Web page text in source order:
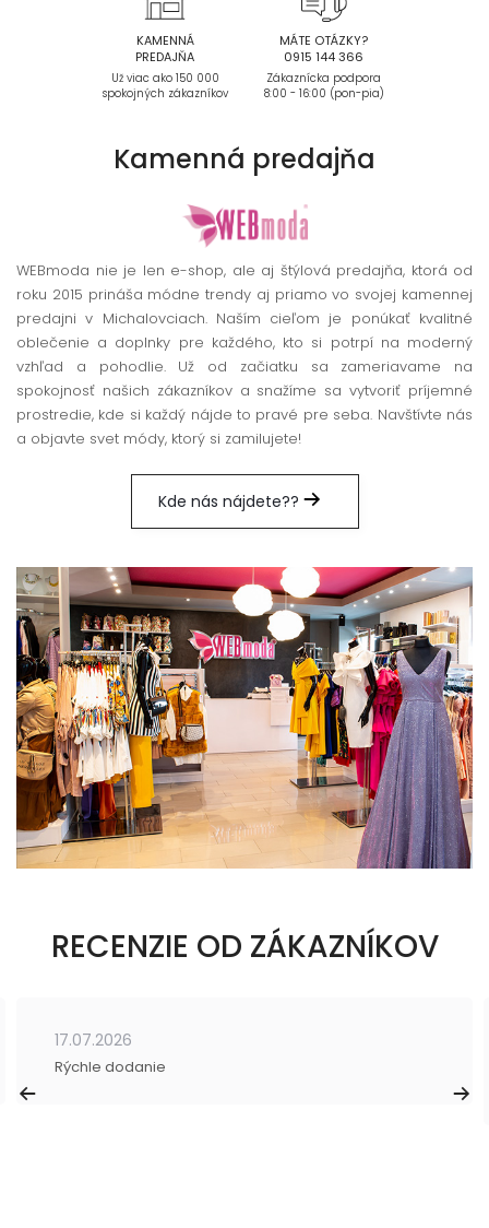
KAMENNÁ
PREDAJŇA
Už viac ako 150 000
spokojných zákazníkov
MÁTE OTÁZKY?
0915 144 366
Zákaznícka podpora
8:00 - 16:00 (pon-pia)
Kamenná predajňa
WEBmoda nie je len e-shop, ale aj štýlová predajňa, ktorá od
roku 2015 prináša módne trendy aj priamo vo svojej kamennej
predajni v Michalovciach. Naším cieľom je ponúkať kvalitné
oblečenie a doplnky pre každého, kto si potrpí na moderný
vzhľad a pohodlie. Už od začiatku sa zameriavame na
spokojnosť našich zákazníkov a snažíme sa vytvoriť príjemné
prostredie, kde si každý nájde to pravé pre seba. Navštívte nás
a objavte svet módy, ktorý si zamilujete!
Kde nás nájdete??
RECENZIE OD ZÁKAZNÍKOV
17.07.2026
Rýchle dodanie